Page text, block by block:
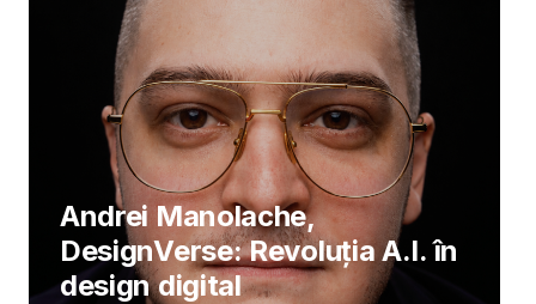
Andrei Manolache,
DesignVerse: Revoluția A.I. în
design digital